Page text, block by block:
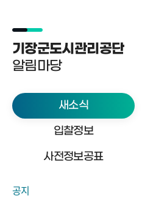
기장군도시관리공단
알림마당
새소식
입찰정보
사전정보공표
공지